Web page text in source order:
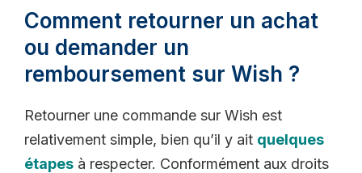
Comment retourner un achat
ou demander un
remboursement sur Wish ?
Retourner une commande sur Wish est
relativement simple, bien qu’il y ait quelques
étapes à respecter. Conformément aux droits